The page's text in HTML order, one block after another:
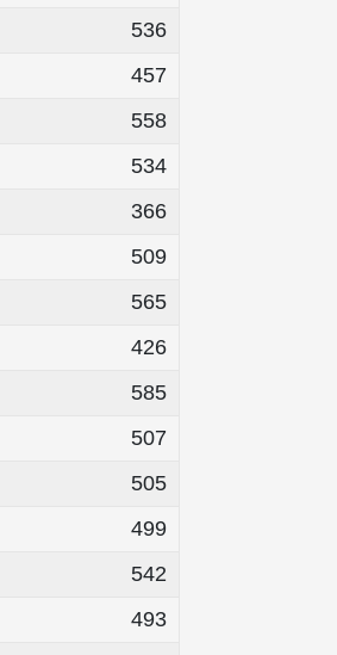
536
457
558
534
366
509
565
426
585
507
505
499
542
493